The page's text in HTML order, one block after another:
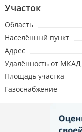
Участок
Область
Населённый пункт
Адрес
Удалённость от МКАД
Площадь участка
Газоснабжение